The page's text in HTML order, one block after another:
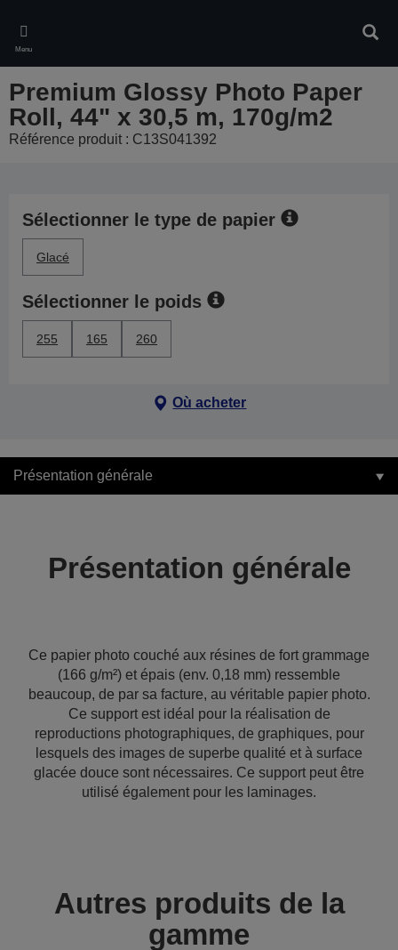
main
content
Menu
Premium Glossy Photo Paper
Roll, 44" x 30,5 m, 170g/m2
Référence produit : C13S041392
Sélectionner le type de papier
Glacé
Sélectionner le poids
255 165 260
Où acheter
Présentation générale
Présentation générale
Ce papier photo couché aux résines de fort grammage
(166 g/m²) et épais (env. 0,18 mm) ressemble
beaucoup, de par sa facture, au véritable papier photo.
Ce support est idéal pour la réalisation de
reproductions photographiques, de graphiques, pour
lesquels des images de superbe qualité et à surface
glacée douce sont nécessaires. Ce support peut être
utilisé également pour les laminages.
Autres produits de la
gamme